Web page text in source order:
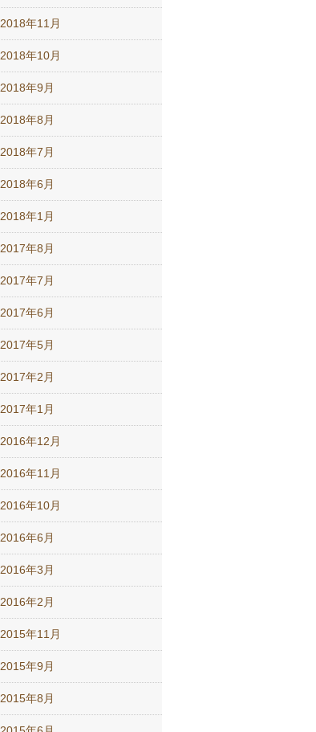
2018年11月
2018年10月
2018年9月
2018年8月
2018年7月
2018年6月
2018年1月
2017年8月
2017年7月
2017年6月
2017年5月
2017年2月
2017年1月
2016年12月
2016年11月
2016年10月
2016年6月
2016年3月
2016年2月
2015年11月
2015年9月
2015年8月